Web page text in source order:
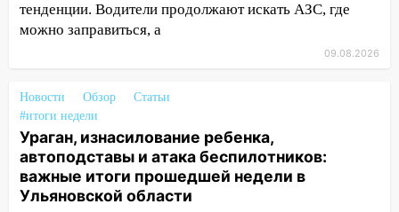
17:15 В Ульяновской области
ремонтируют девять мостов: один уже
17:00
«Ульяновскалипсис»: последствия
урагана 8 августа
16:38
Прогноз погоды в Ульяновской
области на 9 августа
16:34 Из-за мощной непогоды в
тенденции. Водители продолжают искать АЗС, где
можно заправиться, а
09.08.2026
Новости Обзор
Статьи
#итоги недели
Ураган, изнасилование ребенка,
автоподставы и атака беспилотников:
важные итоги прошедшей недели в
Ульяновской области